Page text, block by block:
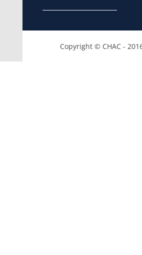
Copyright © CHAC -